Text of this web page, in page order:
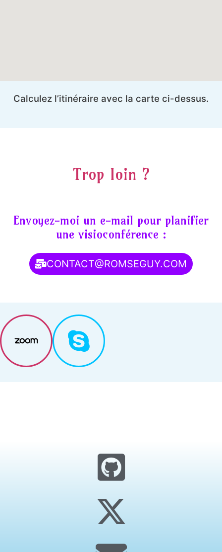
Calculez l’itinéraire avec la carte ci-dessus.
Trop loin ?
Envoyez-moi un e-mail pour planifier
une visioconférence :
CONTACT@ROMSEGUY.COM